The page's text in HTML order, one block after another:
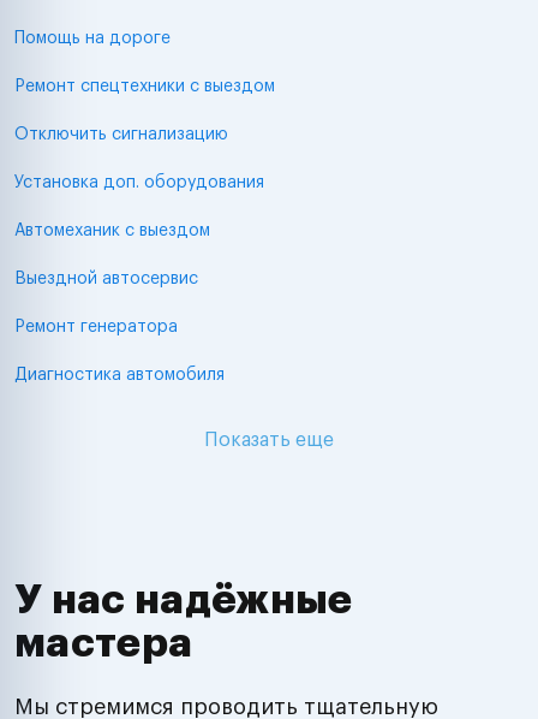
Помощь на дороге
Ремонт спецтехники с выездом
Отключить сигнализацию
Установка доп. оборудования
Автомеханик с выездом
Выездной автосервис
Ремонт генератора
Диагностика автомобиля
Показать еще
У нас надёжные
мастера
Мы стремимся проводить тщательную